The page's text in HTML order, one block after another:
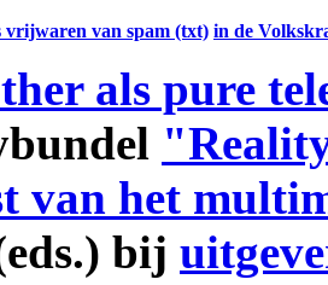
vrijwaren van spam (txt) in de
als pure
van het
bij